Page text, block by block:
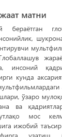
матни
бераётган
инсоний
кунда
ўзаро
ва
мос
ижобий